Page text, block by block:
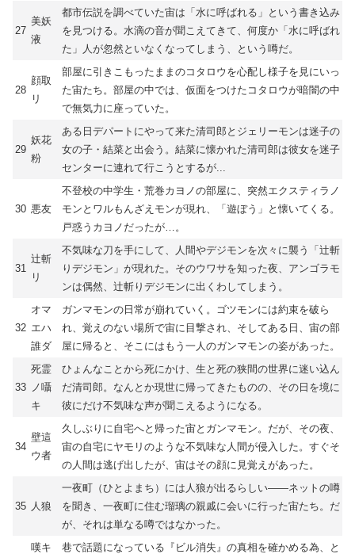
27
美妖
液
都市伝説を調べていた宙は「水に呼ばれる」という書き込み
を見つける。水滴の音が聞こえてきて、何度か「水に呼ばれ
た」人が忽然といなくなってしまう、という噂だ。
28
顔取
リ
部屋に引きこもったままのコタロウを心配し様子を見にいっ
た宙たち。部屋の中では、仮面をつけたコタロウが暗闇の中
で無気力に座っていた。
29
妖花
粉
ある日デパートにやって来た清司郎とジェリーモンは迷子の
女の子・結菜と出会う。結菜に懐かれた清司郎は彼女を迷子
センターに連れて行こうとするが...
30 悪友
不登校の中学生・荒巻カヨノの部屋に、突然エクスティラノ
モンとワルもんざえモンが現れ、「遊ぼう」と懐いてくる。
戸惑うカヨノだったが…。
31
辻斬
リ
不気味な刀を手にして、人間やデジモンを次々に襲う「辻斬
りデジモン」が現れた。そのウワサを知った夜、アンゴラモ
ンは偶然、辻斬りデジモンに出くわしてしまう。
32
オマ
エハ
誰ダ
ガンマモンの日常が崩れていく。ゴツモンには約束を破ら
れ、覚えのない場所で宙に目撃され、そしてある日、宙の部
屋に帰ると、そこにはもう一人のガンマモンの姿があった。
33
死霊
ノ囁
キ
ひょんなことから死にかけ、生と死の狭間の世界に迷い込ん
だ清司郎。なんとか現世に帰ってきたものの、その日を境に
彼にだけ不気味な声が聞こえるようになる。
34
壁這
ウ者
久しぶりに自宅へと帰った宙とガンマモン。だが、その夜、
宙の自宅にヤモリのような不気味な人間が侵入した。すぐそ
の人間は逃げ出したが、宙はその顔に見覚えがあった。
35 人狼
一夜町（ひとよまち）には人狼が出るらしい――ネットの噂
を聞き、一夜町に住む瑠璃の親戚に会いに行った宙たち。だ
が、それは単なる噂ではなかった。
嘆キ
巷で話題になっている『ビル消失』の真相を確かめる為、と